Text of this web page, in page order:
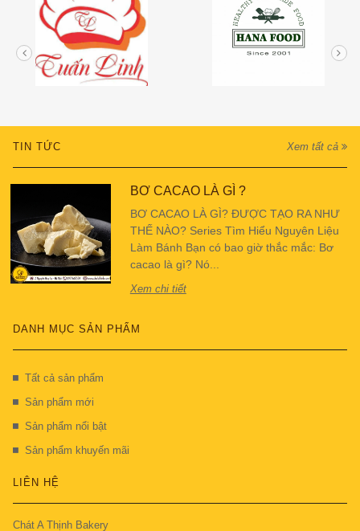
TIN TỨC Xem tất cả
BƠ CACAO LÀ GÌ ?
BƠ CACAO LÀ GÌ? ĐƯỢC TẠO RA NHƯ
THẾ NÀO? Series Tìm Hiểu Nguyên Liệu
Làm Bánh Bạn có bao giờ thắc mắc: Bơ
cacao là gì? Nó...
Xem chi tiết
DANH MỤC SẢN PHẨM
Tất cả sản phẩm
Sản phẩm mới
Sản phẩm nổi bật
Sản phẩm khuyến mãi
LIÊN HỆ
Chát A Thịnh Bakery